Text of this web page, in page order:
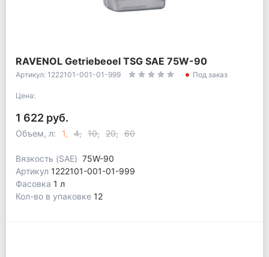
RAVENOL Getriebeoel TSG SAE 75W-90
Артикул: 1222101-001-01-999 Под заказ
Цена:
1 622 руб.
Объем, л: 1 4 10 20 60
Вязкость (SAE) 75W-90
Артикул 1222101-001-01-999
Фасовка 1 л
Кол-во в упаковке 12